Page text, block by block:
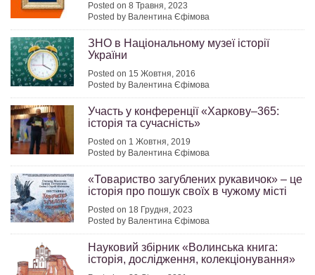
Posted on 8 Травня, 2023
Posted by Валентина Єфімова
ЗНО в Національному музеї історії
України
Posted on 15 Жовтня, 2016
Posted by Валентина Єфімова
Участь у конференції «Харкову–365:
історія та сучасність»
Posted on 1 Жовтня, 2019
Posted by Валентина Єфімова
«Товариство загублених рукавичок» – це
історія про пошук своїх в чужому місті
Posted on 18 Грудня, 2023
Posted by Валентина Єфімова
Науковий збірник «Волинська книга:
історія, дослідження, колекціонування»